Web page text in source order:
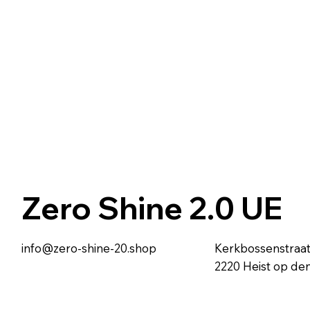
Zero Shine 2.0 UE
info@zero-shine-20.shop
2220 Heist op